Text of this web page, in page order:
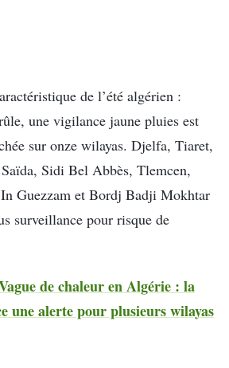
de l’été algérien :
une vigilance jaune pluies est
sur onze wilayas. Djelfa, Tiaret,
Sidi Bel Abbès, Tlemcen,
Guezzam et Bordj Badji Mokhtar
surveillance pour risque de
de chaleur en Algérie : la
une alerte pour plusieurs wilayas